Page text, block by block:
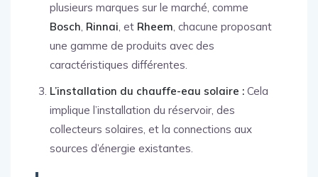
plusieurs marques sur le marché, comme
Bosch, Rinnai, et Rheem, chacune proposant
une gamme de produits avec des
caractéristiques différentes.
L’installation du chauffe-eau solaire : Cela
implique l’installation du réservoir, des
collecteurs solaires, et la connections aux
sources d’énergie existantes.